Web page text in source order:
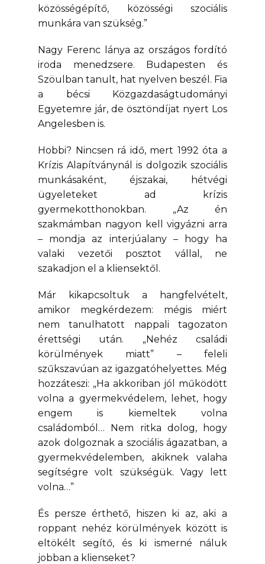
közösségépítő, közösségi szociális
munkára van szükség.”
Nagy Ferenc lánya az országos fordító
iroda menedzsere. Budapesten és
Szöulban tanult, hat nyelven beszél. Fia
a bécsi Közgazdaságtudományi
Egyetemre jár, de ösztöndíjat nyert Los
Angelesben is.
Hobbi? Nincsen rá idő, mert 1992 óta a
Krízis Alapítványnál is dolgozik szociális
munkásaként, éjszakai, hétvégi
ügyeleteket ad krízis
gyermekotthonokban. „Az én
szakmámban nagyon kell vigyázni arra
– mondja az interjúalany – hogy ha
valaki vezetői posztot vállal, ne
szakadjon el a kliensektől.
Már kikapcsoltuk a hangfelvételt,
amikor megkérdezem: mégis miért
nem tanulhatott nappali tagozaton
érettségi után. „Nehéz családi
körülmények miatt” – feleli
szűkszavúan az igazgatóhelyettes. Még
hozzáteszi: „Ha akkoriban jól működött
volna a gyermekvédelem, lehet, hogy
engem is kiemeltek volna
családomból… Nem ritka dolog, hogy
azok dolgoznak a szociális ágazatban, a
gyermekvédelemben, akiknek valaha
segítségre volt szükségük. Vagy lett
volna…”
És persze érthető, hiszen ki az, aki a
roppant nehéz körülmények között is
eltökélt segítő, és ki ismerné náluk
jobban a klienseket?